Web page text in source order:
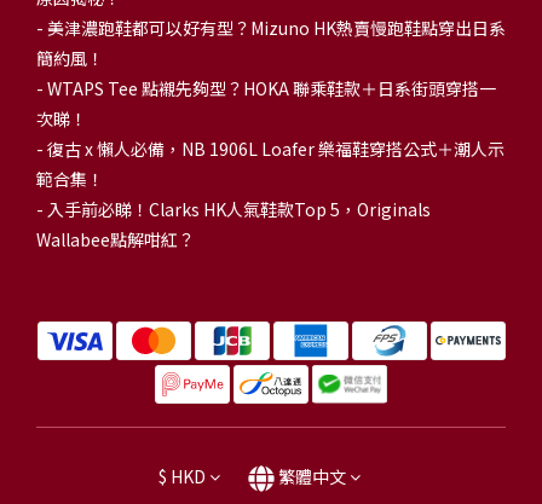
- 美津濃跑鞋都可以好有型？Mizuno HK熱賣慢跑鞋點穿出日系
簡約風！
- WTAPS Tee 點襯先夠型？HOKA 聯乘鞋款＋日系街頭穿搭一
次睇！
- 復古 x 懶人必備，NB 1906L Loafer 樂福鞋穿搭公式＋潮人示
範合集！
- 入手前必睇！Clarks HK人氣鞋款Top 5，Originals
Wallabee點解咁紅？
$ HKD 繁體中文